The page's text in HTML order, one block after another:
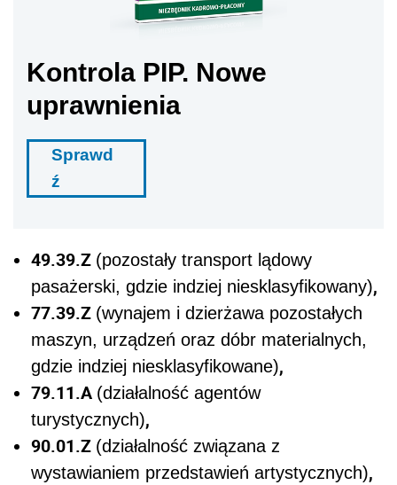
Kontrola PIP. Nowe
uprawnienia
Sprawd
ź
49.39.Z (pozostały transport lądowy
pasażerski, gdzie indziej niesklasyfikowany),
77.39.Z (wynajem i dzierżawa pozostałych
maszyn, urządzeń oraz dóbr materialnych,
gdzie indziej niesklasyfikowane),
79.11.A (działalność agentów
turystycznych),
90.01.Z (działalność związana z
wystawianiem przedstawień artystycznych),